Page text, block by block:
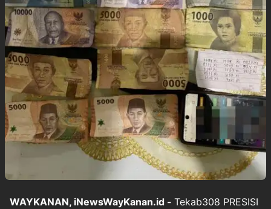
WAYKANAN, iNewsWayKanan.id - Tekab308 PRESISI